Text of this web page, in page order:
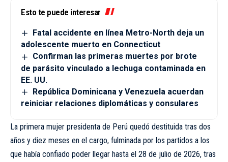
Esto te puede interesar
Fatal accidente en línea Metro-North deja un
adolescente muerto en Connecticut
Confirman las primeras muertes por brote
de parásito vinculado a lechuga contaminada en
EE. UU.
República Dominicana y Venezuela acuerdan
reiniciar relaciones diplomáticas y consulares
La primera mujer presidenta de Perú quedó destituida tras dos
años y diez meses en el cargo, fulminada por los partidos a los
que había confiado poder llegar hasta el 28 de julio de 2026, tras